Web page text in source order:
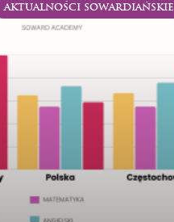
AKTUALNOŚCI SOWARDIAŃSKIE